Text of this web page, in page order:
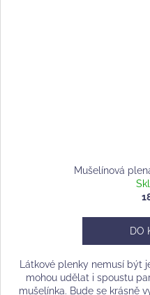
Mušelínová
DO
Látkové plenky nemusí být
mohou udělat i spoustu
mušelínka. Bude se krásně